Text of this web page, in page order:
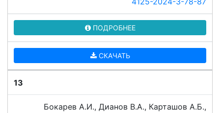
ПОДРОБНЕЕ
СКАЧАТЬ
13
Бокарев А.И., Дианов В.А., Карташов А.Б.,